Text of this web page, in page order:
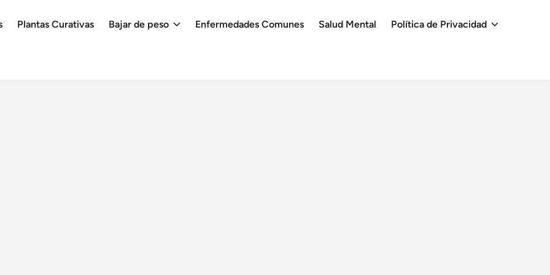
Plantas Curativas Bajar de peso Enfermedades Comunes Salud Mental Política de Privacidad